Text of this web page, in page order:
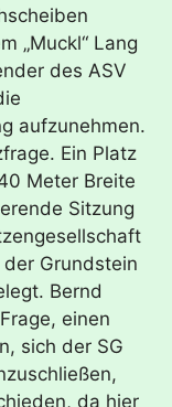
„Muckl“ Lang
des ASV
aufzunehmen.
Ein Platz
Meter Breite
Sitzung
Grundstein
Bernd
einen
sich der SG
da hier